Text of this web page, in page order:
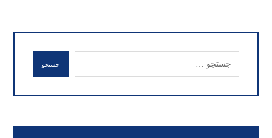
جستجو